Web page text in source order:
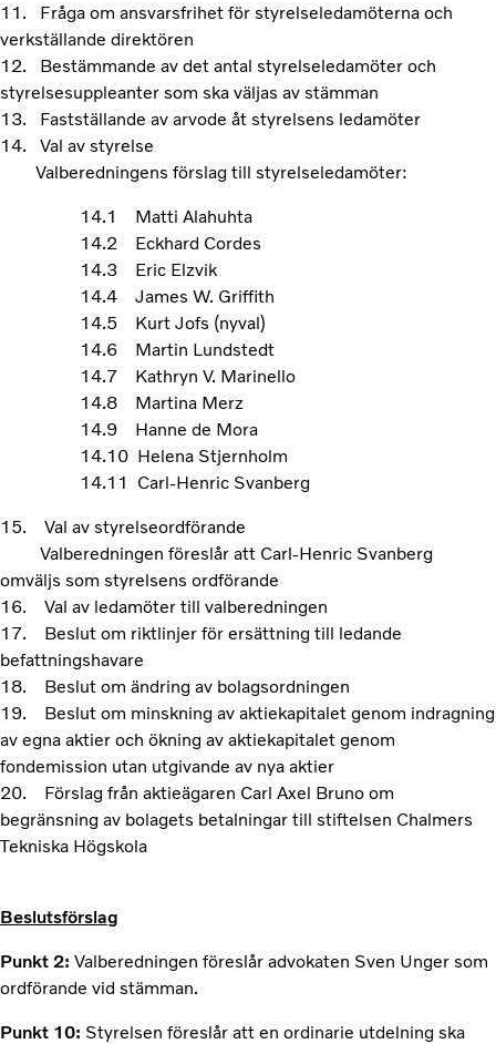
11. Fråga om ansvarsfrihet för styrelseledamöterna och
verkställande direktören
12. Bestämmande av det antal styrelseledamöter och
styrelsesuppleanter som ska väljas av stämman
13. Fastställande av arvode åt styrelsens ledamöter
14. Val av styrelse
Valberedningens förslag till styrelseledamöter:
14.1 Matti Alahuhta
14.2 Eckhard Cordes
14.3 Eric Elzvik
14.4 James W. Griffith
14.5 Kurt Jofs (nyval)
14.6 Martin Lundstedt
14.7 Kathryn V. Marinello
14.8 Martina Merz
14.9 Hanne de Mora
14.10 Helena Stjernholm
14.11 Carl-Henric Svanberg
15. Val av styrelseordförande
Valberedningen föreslår att Carl-Henric Svanberg
omväljs som styrelsens ordförande
16. Val av ledamöter till valberedningen
17. Beslut om riktlinjer för ersättning till ledande
befattningshavare
18. Beslut om ändring av bolagsordningen
19. Beslut om minskning av aktiekapitalet genom indragning
av egna aktier och ökning av aktiekapitalet genom
fondemission utan utgivande av nya aktier
20. Förslag från aktieägaren Carl Axel Bruno om
begränsning av bolagets betalningar till stiftelsen Chalmers
Tekniska Högskola
Beslutsförslag
Punkt 2: Valberedningen föreslår advokaten Sven Unger som
ordförande vid stämman.
Punkt 10: Styrelsen föreslår att en ordinarie utdelning ska